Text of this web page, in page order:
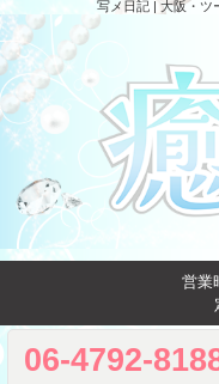
写メ日記 | 大阪・ツ
営業
06-4792-